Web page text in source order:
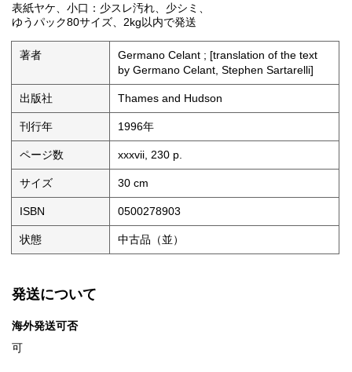
表紙ヤケ、小口：少スレ汚れ、少シミ、
ゆうパック80サイズ、2kg以内で発送
著者
Germano Celant ; [translation of the text
by Germano Celant, Stephen Sartarelli]
出版社 Thames and Hudson
刊行年 1996年
ページ数 xxxvii, 230 p.
サイズ 30 cm
ISBN 0500278903
状態 中古品（並）
発送について
海外発送可否
可